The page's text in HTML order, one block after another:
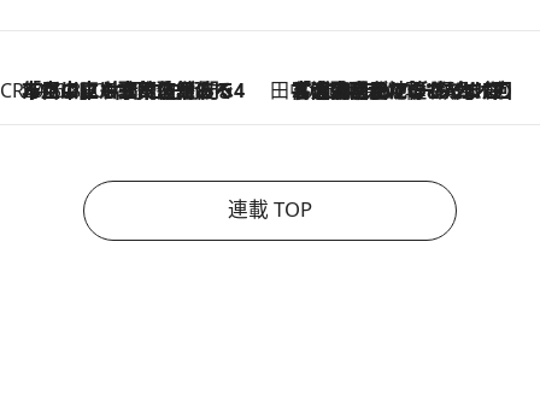
CREA'S CHOICE
2026.8.7
「立川にも歌舞伎があるんだよ」 片岡仁左衛門・市川中車ら豪華座組みで4年目の立川立飛歌舞伎へ 田中稲の勝手に再ブーム
2026.8.7
「湘南乃風に憧れて」観客大盛上がりの“タオル回し”に、ラッパー顔負けの高速歌唱まで…さだまさし（74）のアグレッシブすぎる現在地
連載 TOP